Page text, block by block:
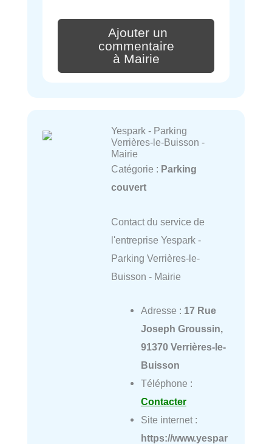
Ajouter un
commentaire
à Mairie
Yespark - Parking
Verrières-le-Buisson -
Mairie
Catégorie : Parking
couvert
Contact du service de
l'entreprise Yespark -
Parking Verrières-le-
Buisson - Mairie
Adresse : 17 Rue
Joseph Groussin,
91370 Verrières-le-
Buisson
Téléphone :
Contacter
Site internet :
https://www.yespar